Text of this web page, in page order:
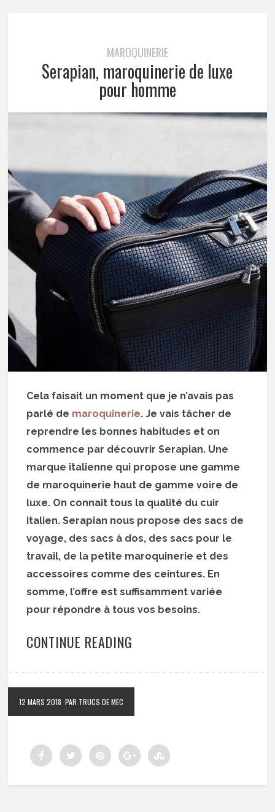
MAROQUINERIE
Serapian, maroquinerie de luxe
pour homme
Cela faisait un moment que je n’avais pas
parlé de maroquinerie. Je vais tâcher de
reprendre les bonnes habitudes et on
commence par découvrir Serapian. Une
marque italienne qui propose une gamme
de maroquinerie haut de gamme voire de
luxe. On connait tous la qualité du cuir
italien. Serapian nous propose des sacs de
voyage, des sacs à dos, des sacs pour le
travail, de la petite maroquinerie et des
accessoires comme des ceintures. En
somme, l’offre est suffisamment variée
pour répondre à tous vos besoins.
CONTINUE READING
12 MARS 2018 PAR TRUCS DE MEC